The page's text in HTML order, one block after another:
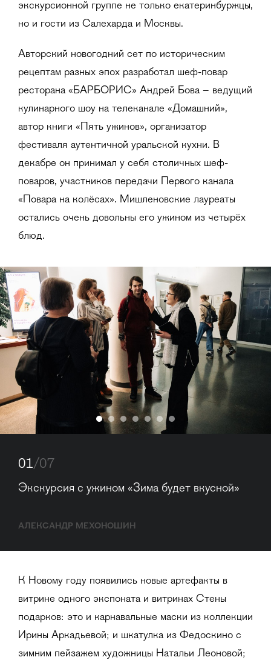
экскурсионной группе не только екатеринбуржцы,
но и гости из Салехарда и Москвы.
Авторский новогодний сет по историческим
рецептам разных эпох разработал шеф-повар
ресторана «БАРБОРИС» Андрей Бова – ведущий
кулинарного шоу на телеканале «Домашний»,
автор книги «Пять ужинов», организатор
фестиваля аутентичной уральской кухни. В
декабре он принимал у себя столичных шеф-
поваров, участников передачи Первого канала
«Повара на колёсах». Мишленовские лауреаты
остались очень довольны его ужином из четырёх
блюд.
01/07
Экскурсия с ужином «Зима будет вкусной»
АЛЕКСАНДР МЕХОНОШИН
К Новому году появились новые артефакты в
витрине одного экспоната и витринах Стены
подарков: это и карнавальные маски из коллекции
Ирины Аркадьевой; и шкатулка из Федоскино с
зимним пейзажем художницы Натальи Леоновой;